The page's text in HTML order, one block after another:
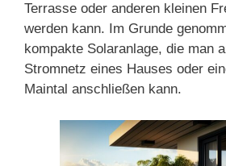
Terrasse oder anderen kleinen
werden kann. Im Grunde
kompakte Solaranlage, die man
Stromnetz eines Hauses oder
Maintal anschließen kann.